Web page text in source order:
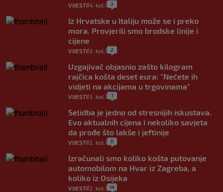
VIJESTI 4. kol. 3
Iz Hrvatske u Italiju može se i preko
mora. Provjerili smo brodske linije i
cijene
VIJESTI 3. kol. 2
Uzgajivač objasnio zašto kilogram
rajčica košta deset eura: "Nećete ih
vidjeti na akcijama u trgovinama"
VIJESTI 3. kol. 7
Selidba je jedno od stresnijih iskustava.
Evo aktualnih cijena i nekoliko savjeta
da prođe što lakše i jeftinije
VIJESTI 2. kol. 0
Izračunali smo koliko košta putovanje
automobilom na Hvar iz Zagreba, a
koliko iz Osijeka
VIJESTI 2. kol. 14